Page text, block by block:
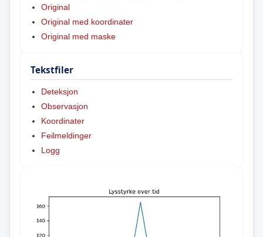
Original
Original med koordinater
Original med maske
Tekstfiler
Deteksjon
Observasjon
Koordinater
Feilmeldinger
Logg